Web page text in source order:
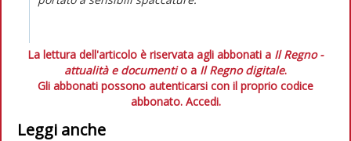
La lettura dell'articolo è riservata agli abbonati a Il Regno -
attualità e documentio a Il Regno digitale.
Gli abbonati possono autenticarsi con il proprio codice
abbonato. Accedi.
Leggi anche